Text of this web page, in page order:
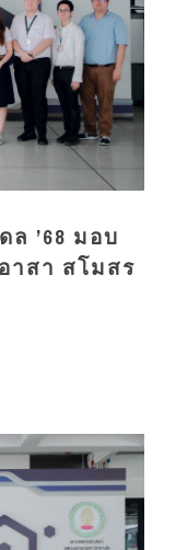
’68 มอบ
าสา สโมสร